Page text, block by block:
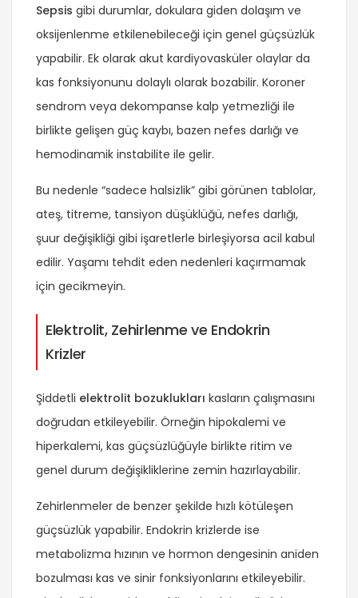
Sepsis gibi durumlar, dokulara giden dolaşım ve
oksijenlenme etkilenebileceği için genel güçsüzlük
yapabilir. Ek olarak akut kardiyovasküler olaylar da
kas fonksiyonunu dolaylı olarak bozabilir. Koroner
sendrom veya dekompanse kalp yetmezliği ile
birlikte gelişen güç kaybı, bazen nefes darlığı ve
hemodinamik instabilite ile gelir.
Bu nedenle “sadece halsizlik” gibi görünen tablolar,
ateş, titreme, tansiyon düşüklüğü, nefes darlığı,
şuur değişikliği gibi işaretlerle birleşiyorsa acil kabul
edilir. Yaşamı tehdit eden nedenleri kaçırmamak
için gecikmeyin.
Elektrolit, Zehirlenme ve Endokrin
Krizler
Şiddetli elektrolit bozuklukları kasların çalışmasını
doğrudan etkileyebilir. Örneğin hipokalemi ve
hiperkalemi, kas güçsüzlüğüyle birlikte ritim ve
genel durum değişikliklerine zemin hazırlayabilir.
Zehirlenmeler de benzer şekilde hızlı kötüleşen
güçsüzlük yapabilir. Endokrin krizlerde ise
metabolizma hızının ve hormon dengesinin aniden
bozulması kas ve sinir fonksiyonlarını etkileyebilir.